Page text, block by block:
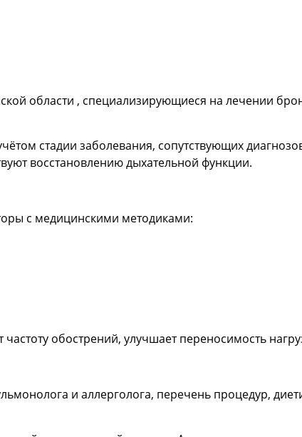
области , специализирующиеся на лечении
стадии заболевания, сопутствующих
восстановлению дыхательной функции.
с медицинскими методиками:
обострений, улучшает переносимость
и аллерголога, перечень процедур,